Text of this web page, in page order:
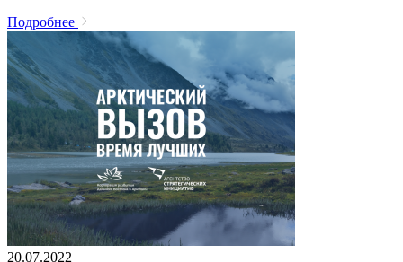
Подробнее
20.07.2022